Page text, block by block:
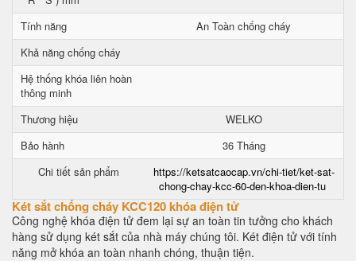
Tính năng
An Toàn chống cháy
Khả năng chống cháy
Hệ thống khóa liên hoàn
thông minh
Thương hiệu
WELKO
Bảo hành
36 Tháng
Chi tiết sản phẩm
https://ketsatcaocap.vn/chi-tiet/ket-sat-
chong-chay-kcc-60-den-khoa-dien-tu
Két sắt chống cháy KCC120 khóa điện tử
Công nghệ khóa điện tử đem lại sự an toàn tin tưởng cho khách
hàng sử dụng két sắt của nhà máy chúng tôi. Két điện tử với tính
năng mở khóa an toàn nhanh chóng, thuận tiện.